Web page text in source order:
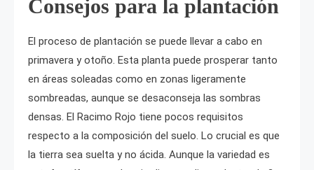
Consejos para la plantación
El proceso de plantación se puede llevar a cabo en
primavera y otoño. Esta planta puede prosperar tanto
en áreas soleadas como en zonas ligeramente
sombreadas, aunque se desaconseja las sombras
densas. El Racimo Rojo tiene pocos requisitos
respecto a la composición del suelo. Lo crucial es que
la tierra sea suelta y no ácida. Aunque la variedad es